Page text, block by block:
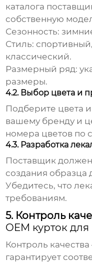
каталога
собственную
Сезонность:
Стиль:
классический.
Размерный ряд:
размеры.
4.2. Выбор цвета и
Подберите цвета
вашему бренду и
номера цветов по
4.3. Разработка
Поставщик
создания образца
Убедитесь, что
требованиям.
5. Контроль
OEM курток
Контроль
гарантирует